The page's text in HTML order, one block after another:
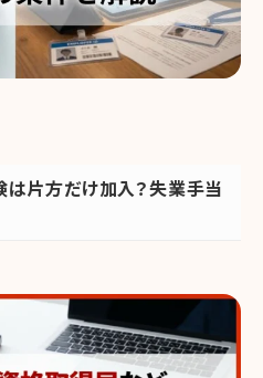
片方だけ加入？失業手当